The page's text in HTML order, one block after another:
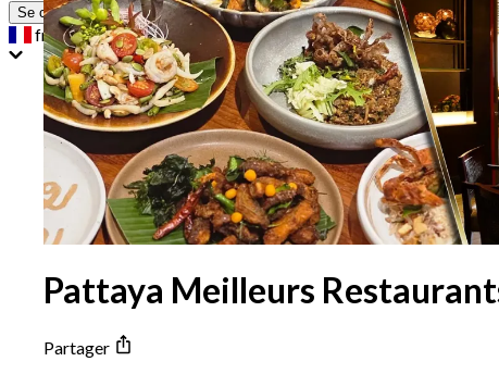
Se connecter
fr
Pattaya Meilleurs
Partager